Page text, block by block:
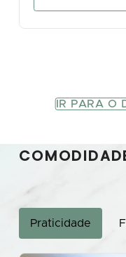
IR PARA O
Praticidade